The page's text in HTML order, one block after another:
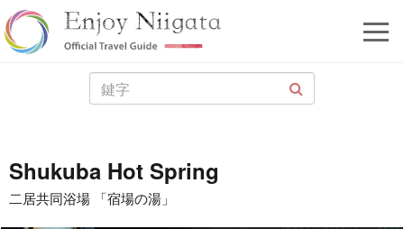
Shukuba Hot Spring
二居共同浴場 「宿場の湯」